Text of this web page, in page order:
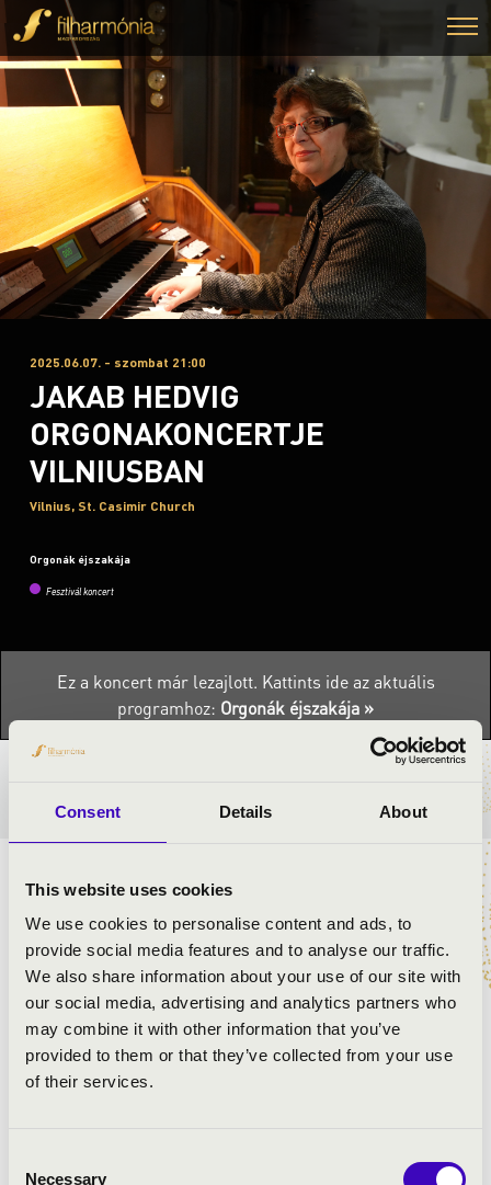
Consent Details About
This website uses cookies
We use cookies to personalise content and ads, to
provide social media features and to analyse our traffic.
We also share information about your use of our site with
our social media, advertising and analytics partners who
may combine it with other information that you’ve
provided to them or that they’ve collected from your use
of their services.
Necessary
2025.06.07. - szombat 21:00
JAKAB HEDVIG
ORGONAKONCERTJE
VILNIUSBAN
Vilnius, St. Casimir Church
Orgonák éjszakája
Fesztivál koncert
Ez a koncert már lezajlott. Kattints ide az aktuális
programhoz: Orgonák éjszakája »
ELŐADÓK:
Jakab Hedvig- orgona
MŰSOR:
Ott Rezső: Toccata Fantasia Festiva
Sweelinck: Est-ce Mars, SwWV 321
Bibliai szonáta)